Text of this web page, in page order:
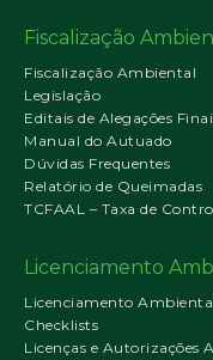
Fiscalização
Fiscalização Ambiental
Legislação
Editais de Alegações
Manual do Autuado
Dúvidas Frequentes
Relatório de Queimadas
TCFAAL – Taxa de
Licenciamento
Licenciamento
Checklists
Licenças e Autorizações